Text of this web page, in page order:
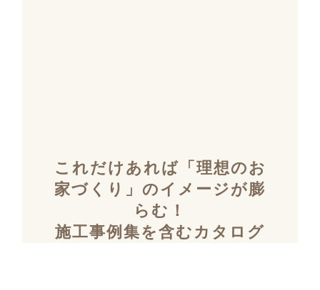
これだけあれば「理想のお
家づくり」のイメージが膨
らむ！
施工事例集を含むカタログ